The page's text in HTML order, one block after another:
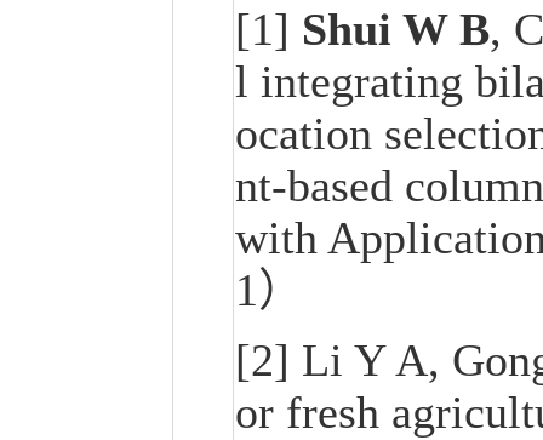
[1] Shui W B,
l integrating
ocation
nt-based
with
1）
[2] Li Y A,
or fresh